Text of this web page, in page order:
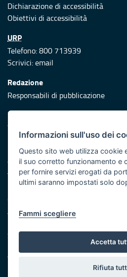
Dichiarazione di accessibilità
Obiettivi di accessibilità
URP
Telefono: 800 713939
Scrivici:email
Redazione
Responsabili di pubblicazione
Protezione civile
Vai al sito di Protezione Civile Puglia
Iniziativa finanziata con risorse
Asse XI
Note legali
Cookie e privacy
Atti di notifica
Servizi Intranet
© Regione
Informazioni sull'uso dei
Questo sito web utilizza cookie
il suo corretto funzionamento e
per fornire servizi erogati da
ultimi saranno impostati solo
Fammi scegliere
Accetta
Rifiuta